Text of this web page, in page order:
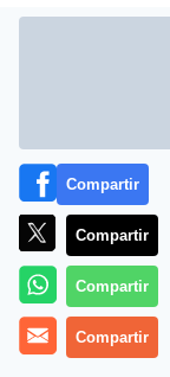
Más información
Compartir
Compartir
Compartir
Compartir